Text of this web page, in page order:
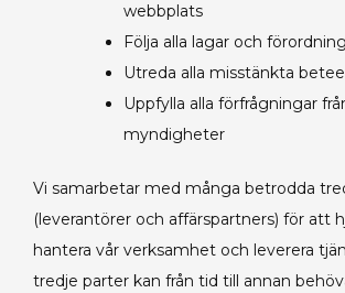
webbplats
Följa alla lagar och
Utreda alla misstänkta
Uppfylla alla förfrågningar
myndigheter
Vi samarbetar med många betrodda
(leverantörer och affärspartners) för att
hantera vår verksamhet och leverera
tredje parter kan från tid till annan